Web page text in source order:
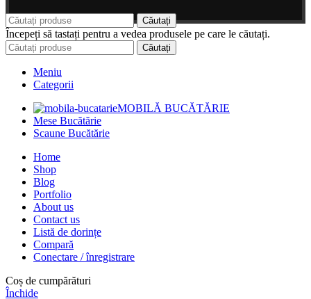
Căutați
Începeți să tastați pentru a vedea produsele pe care le căutați.
Căutați
Meniu
Categorii
MOBILĂ BUCĂTĂRIE
Mese Bucătărie
Scaune Bucătărie
Home
Shop
Blog
Portfolio
About us
Contact us
Listă de dorințe
Compară
Conectare / înregistrare
Coș de cumpărături
Închide